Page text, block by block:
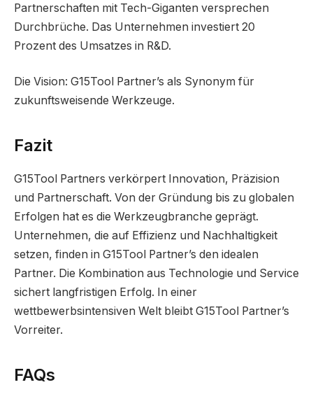
Partnerschaften mit Tech-Giganten versprechen
Durchbrüche. Das Unternehmen investiert 20
Prozent des Umsatzes in R&D.
Die Vision: G15Tool Partner’s als Synonym für
zukunftsweisende Werkzeuge.
Fazit
G15Tool Partners verkörpert Innovation, Präzision
und Partnerschaft. Von der Gründung bis zu globalen
Erfolgen hat es die Werkzeugbranche geprägt.
Unternehmen, die auf Effizienz und Nachhaltigkeit
setzen, finden in G15Tool Partner’s den idealen
Partner. Die Kombination aus Technologie und Service
sichert langfristigen Erfolg. In einer
wettbewerbsintensiven Welt bleibt G15Tool Partner’s
Vorreiter.
FAQs